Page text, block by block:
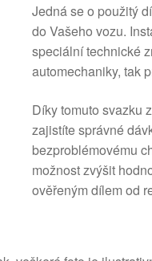
Jedná se o použitý
do Vašeho vozu.
speciální technické
automechaniky, tak
Díky tomuto svazku
zajistíte správné
bezproblémovému
možnost zvýšit
ověřeným dílem od